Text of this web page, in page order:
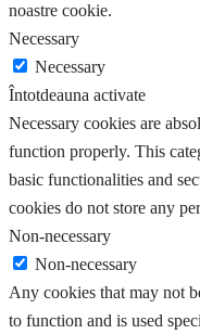
noastre cookie.
Necessary
Necessary
Întotdeauna activate
Necessary cookies are
function properly. This
basic functionalities and
cookies do not store any
Non-necessary
Non-necessary
Any cookies that may not
to function and is used